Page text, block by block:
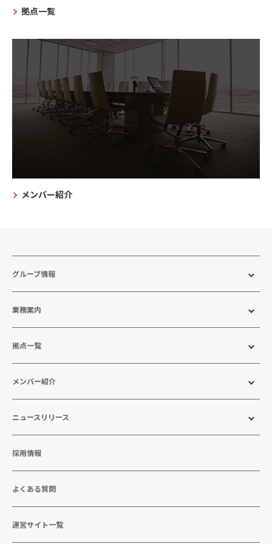
拠点一覧
メンバー紹介
グループ情報
業務案内
拠点一覧
メンバー紹介
ニュースリリース
採用情報
よくある質問
運営サイト一覧